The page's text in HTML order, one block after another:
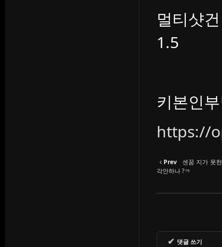
멀
1.5
키본인
https://
Prev
센꿈 지가 못
각안하나 ?ㅋ
✔ 댓글 쓰기